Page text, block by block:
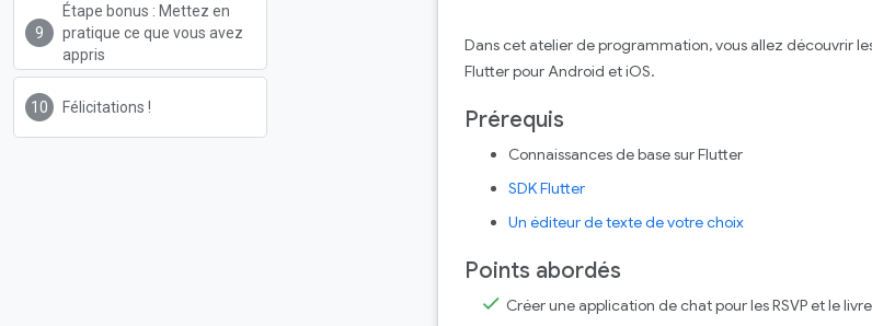
Étape bonus : Mettez en
pratique ce que vous avez
appris
Félicitations !
Dans cet atelier de programmation, vous allez découvrir
Flutter pour Android et iOS.
Prérequis
Connaissances de base sur Flutter
SDK Flutter
Un éditeur de texte de votre choix
Points abordés
Créer une application de chat pour les RSVP et le